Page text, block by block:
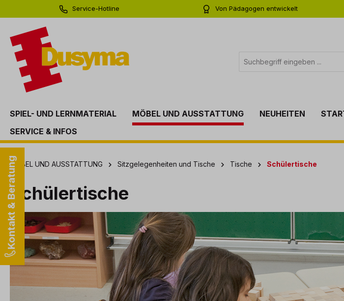
Zur Hauptnavigation springen
Service-Hotline
Von Pädagogen entwickelt
SPIEL- UND LERNMATERIAL MÖBEL UND AUSSTATTUNG NEUHEITEN
SERVICE & INFOS
Kontakt & Beratung
MÖBEL UND AUSSTATTUNG Sitzgelegenheiten und Tische Tische Schülertische
Schülertische